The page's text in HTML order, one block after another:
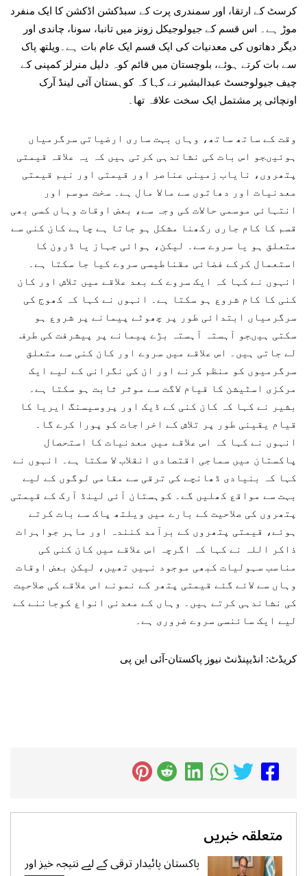
کرسٹ کے ارتقا، اور سمندری پرت کے سبڈکشن اڈکشن کا ایک منفرد
موڑ ہے۔ اس قسم کے جیولوجیکل زونز میں تانبا، سونا، چاندی اور
دیگر دھاتوں کی معدنیات کی ایک قسم ایک عام بات ہے۔ویلتھ پاک
سے بات کرتے ہوئے، بلوچستان میں قائم کوہ دلیل منرلز کمپنی کے
چیف جیولوجسٹ عبدالبشیر نے کہا کہ کوہستان آئی لینڈ آرک
اونچائی پر مشتمل ایک سخت علاقہ تھا۔
وقت کے ساتھ ساتھ، وہاں بہت ساری ارضیاتی سرگرمیاں
ہوئیںجو اس بات کی نشاندہی کرتی ہیں کہ یہ علاقہ قیمتی
پتھروں، نایاب زمینی عناصر اور قیمتی اور نیم قیمتی
معدنیات اور دھاتوں سے مالا مال ہے۔ سخت موسم اور
انتہائی موسمی حالات کی وجہ سے، بعض اوقات وہاں کسی بھی
قسم کا کام جاری رکھنا مشکل ہو جاتا ہے چاہے کان کنی سے
متعلق ہو یا سروے سے۔ لیکن، ہوائی جہاز یا ڈرون کا
استعمال کرکے فضائی مقناطیسی سروے کیا جا سکتا ہے۔
انہوں نے کہا کہ ایک سروے کے بعد علاقے میں تلاش اور کان
کنی کا کام شروع ہو سکتا ہے۔ انہوں نے کہا کہ کھوج کی
سرگرمیاں ابتدائی طور پر چھوٹے پیمانے پر شروع ہو
سکتی ہیںجو آہستہ آہستہ بڑے پیمانے پر پیشرفت کی طرف
لے جاتی ہیں۔ اس علاقے میں سروے اور کان کنی سے متعلق
سرگرمیوں کو منظم کرنے اور ان کی نگرانی کے لیے ایک
مرکزی اسٹیشن کا قیام لاگت سے موثر ثابت ہو سکتا ہے۔
بشیر نے کہا کہ کان کنی کے ڈیک اور پروسیسنگ ایریا کا
قیام یقینی طور پر تلاش کے اخراجات کو پورا کرے گا۔
انہوں نے کہا کہ اس علاقے میں معدنیات کا استحصال
پاکستان میں سماجی اقتصادی انقلاب لا سکتا ہے۔ انہوں نے
کہا کہ بنیادی ڈھانچے کی ترقی سے مقامی لوگوں کے لیے
بہت سے مواقع کھلیں گے۔ کوہستان آئی لینڈ آرک کے قیمتی
پتھروں کی صلاحیت کے بارے میں ویلتھ پاک سے بات کرتے
ہوئے، قیمتی پتھروں کے برآمد کنندہ اور ماہر جواہرات
ذاکر اللہ نے کہا کہ اگرچہ اس علاقے میں کان کنی کی
مناسب سہولیات کبھی موجود نہیں تھیں، لیکن بعض اوقات
وہاں سے لائے گئے قیمتی پتھر کے نمونے اس علاقے کی صلاحیت
کی نشاندہی کرتے ہیں۔ وہاں کے معدنی انواع کوجاننے کے
لیے ایک سائنسی سروے ضروری ہے۔
کریڈٹ: انڈیپنڈنٹ نیوز پاکستان-آئی این پی
متعلقہ خبریں
پاکستان پائیدار ترقی کے لیے نتیجہ خیز اور